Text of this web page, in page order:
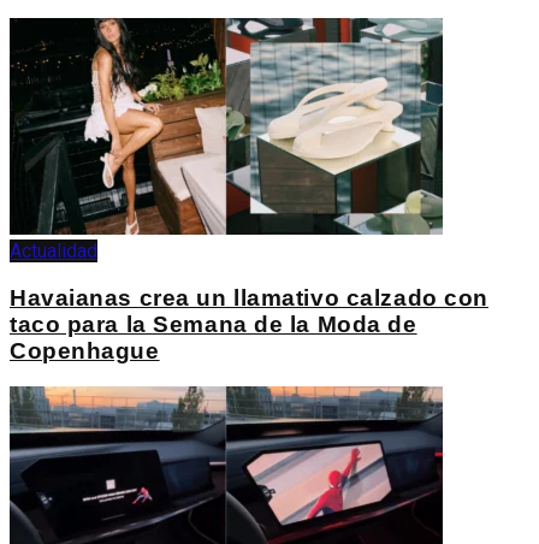
Actualidad
Havaianas crea un llamativo calzado con
taco para la Semana de la Moda de
Copenhague